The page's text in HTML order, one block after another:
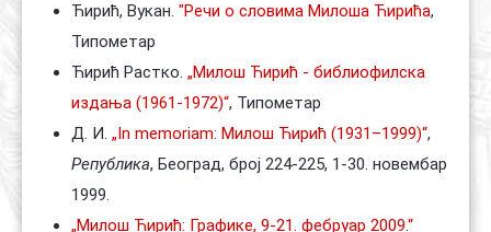
Ћирић, Вукан. "Речи о словима Милоша Ћирића,
Типометар
Ћирић Растко. „Милош Ћирић - библиофилска
издања (1961-1972)“, Типометар
Д. И. „In memoriam: Милош Ћирић (1931–1999)“,
Република, Београд, број 224-225, 1-30. новембар
1999.
„Милош Ћирић: Графике, 9-21. фебруар 2009.“